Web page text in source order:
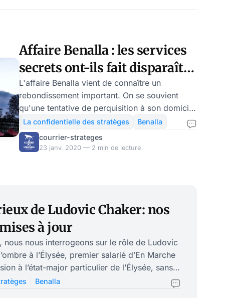
Affaire Benalla : les services
secrets ont-ils fait disparaître
le coffre-fort ?
L'affaire Benalla vient de connaître un
rebondissement important. On se souvient
qu'une tentative de perquisition à son domicile
durant l'été 2018 avait échoué, ce qui avait
permis la disparition mystérieuse d'un coffre-
fort au contenu encore plus mystérieux. Des
de livrer deux noms particulièrement à la
police jud
La confidentielle des stratèges
Benalla
courrier-strateges
23 janv. 2020 — 2 min de lecture
de Ludovic Chaker: nos
à jour
nous nous interrogeons sur le rôle de Ludovic
à l’Élysée, premier salarié d’En Marche
à l’état-major particulier de l’Élysée, sans
l’organigramme. Accessoirement, tout le
c’est Chaker qui a introduit Benalla auprès
Benalla